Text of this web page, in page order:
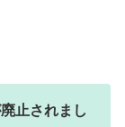
止されまし